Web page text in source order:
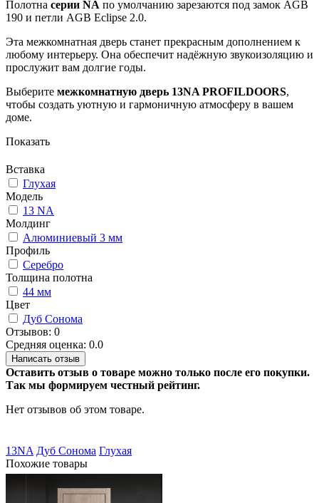
Полотна серии NA по умолчанию зарезаются под замок AGB
190 и петли AGB Eclipse 2.0.
Эта межкомнатная дверь станет прекрасным дополнением к
любому интерьеру. Она обеспечит надёжную звукоизоляцию и
прослужит вам долгие годы.
Выберите межкомнатную дверь 13NA PROFILDOORS,
чтобы создать уютную и гармоничную атмосферу в вашем
доме.
Показать
Вставка
Глухая
Модель
13 NA
Молдинг
Алюминиевый 3 мм
Профиль
Серебро
Толщина полотна
44 мм
Цвет
Дуб Сонома
Отзывов: 0
Средняя оценка: 0.0
Написать отзыв
Оставить отзыв о товаре можно только после его покупки.
Так мы формируем честный рейтинг.
Нет отзывов об этом товаре.
13NA Дуб Сонома Глухая
Похожие товары